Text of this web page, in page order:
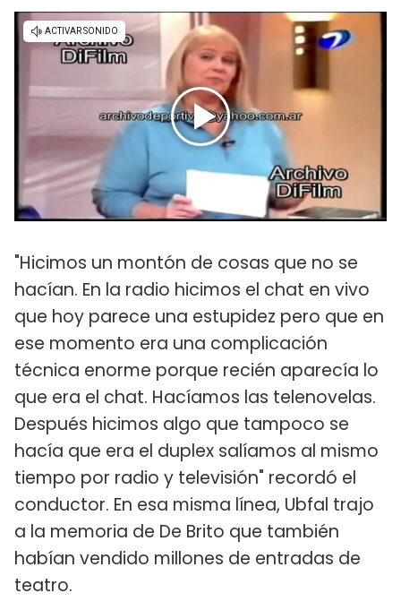
"Hicimos un montón de cosas que no se
hacían. En la radio hicimos el chat en vivo
que hoy parece una estupidez pero que en
ese momento era una complicación
técnica enorme porque recién aparecía lo
que era el chat. Hacíamos las telenovelas.
Después hicimos algo que tampoco se
hacía que era el duplex salíamos al mismo
tiempo por radio y televisión" recordó el
conductor. En esa misma línea, Ubfal trajo
a la memoria de De Brito que también
habían vendido millones de entradas de
teatro.